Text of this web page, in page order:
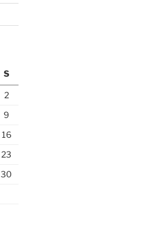
S
2
9
16
23
30